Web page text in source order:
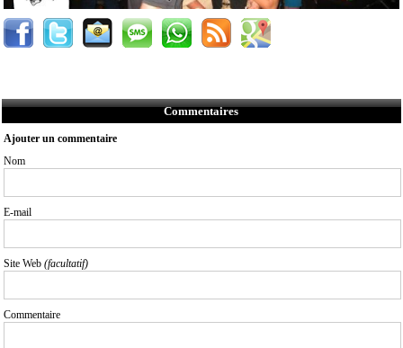
Commentaires
Ajouter un commentaire
Nom
E-mail
Site Web (facultatif)
Commentaire